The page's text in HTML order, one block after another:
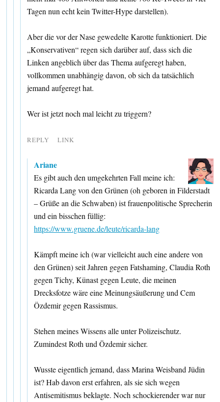
Tagen nun echt kein Twitter-Hype darstellen).
Aber die vor der Nase gewedelte Karotte funktioniert. Die
„Konservativen“ regen sich darüber auf, dass sich die
Linken angeblich über das Thema aufgeregt haben,
vollkommen unabhängig davon, ob sich da tatsächlich
jemand aufgeregt hat.
Wer ist jetzt noch mal leicht zu triggern?
REPLY LINK
Ariane
Es gibt auch den umgekehrten Fall meine ich:
Ricarda Lang von den Grünen (oh geboren in Filderstadt
– Grüße an die Schwaben) ist frauenpolitische Sprecherin
und ein bisschen füllig:
https://www.gruene.de/leute/ricarda-lang
Kämpft meine ich (war vielleicht auch eine andere von
den Grünen) seit Jahren gegen Fatshaming, Claudia Roth
gegen Tichy, Künast gegen Leute, die meinen
Drecksfotze wäre eine Meinungsäußerung und Cem
Özdemir gegen Rassismus.
Stehen meines Wissens alle unter Polizeischutz.
Zumindest Roth und Özdemir sicher.
Wusste eigentlich jemand, dass Marina Weisband Jüdin
ist? Hab davon erst erfahren, als sie sich wegen
Antisemitismus beklagte. Noch schockierender war nur